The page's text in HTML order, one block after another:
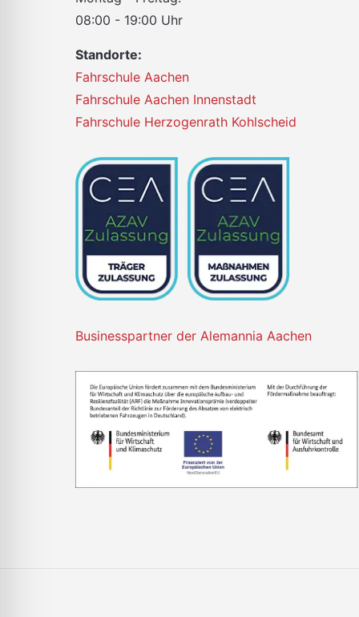
08:00 - 19:00 Uhr
Standorte:
Fahrschule Aachen
Fahrschule Aachen Innenstadt
Fahrschule Herzogenrath Kohlscheid
Businesspartner der Alemannia Aachen